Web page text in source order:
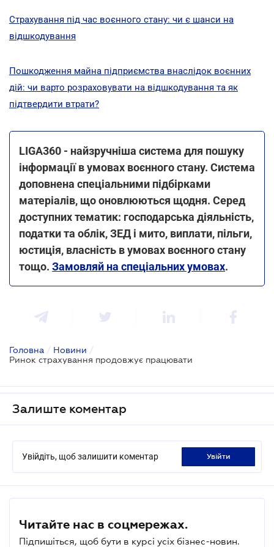
Страхування під час воєнного стану: чи є шанси на
відшкодування
Пошкодження майна підприємства внаслідок воєнних
дій: чи варто розраховувати на відшкодування та як
підтвердити втрати?
LIGA360 - найзручніша система для пошуку
інформації в умовах воєнного стану. Система
доповнена спеціальними підбірками
матеріалів, що оновлюються щодня. Серед
доступних тематик: господарська діяльність,
податки та облік, ЗЕД і мито, виплати, пільги,
юстиція, власність в умовах воєнного стану
тощо. Замовляй на спеціальних умовах.
Головна / Новини /
Ринок страхування продовжує працювати
Залиште коментар
Увійдіть, щоб залишити коментар увійти
Читайте нас в соцмережах.
Підпишіться, щоб бути в курсі усіх бізнес-новин.